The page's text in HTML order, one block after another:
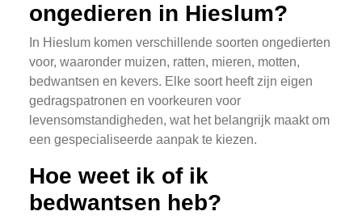
ongedieren in Hieslum?
In Hieslum komen verschillende soorten ongedierten
voor, waaronder muizen, ratten, mieren, motten,
bedwantsen en kevers. Elke soort heeft zijn eigen
gedragspatronen en voorkeuren voor
levensomstandigheden, wat het belangrijk maakt om
een gespecialiseerde aanpak te kiezen.
Hoe weet ik of ik
bedwantsen heb?